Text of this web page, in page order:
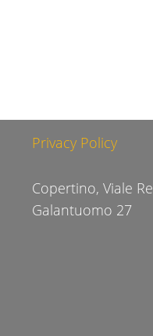
Privacy Policy
Copertino, Viale Re
Galantuomo 27